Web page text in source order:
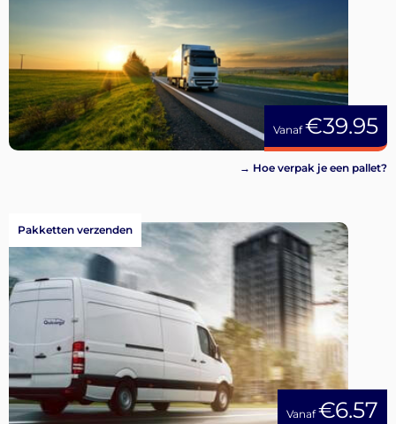
Vanaf€39.95
→ Hoe verpak je een pallet?
Vanaf€6.57
Pakketten verzenden